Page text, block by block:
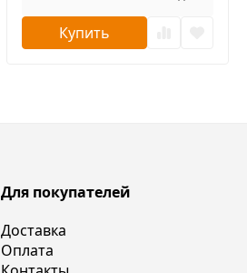
Купить
Для покупателей
Доставка
Оплата